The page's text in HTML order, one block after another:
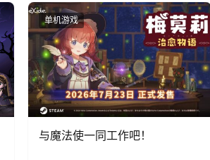
单机游戏
与魔法使一同工作吧！